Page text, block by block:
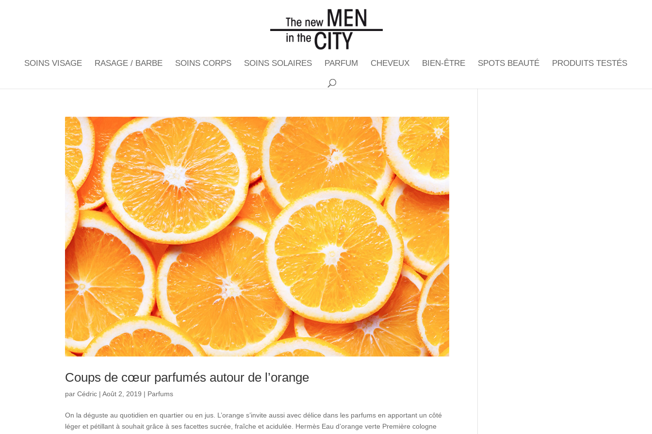
SOINS VISAGE RASAGE / BARBE SOINS CORPS SOINS SOLAIRES PARFUM CHEVEUX BIEN-ÊTRE SPOTS BEAUTÉ PRODUITS TESTÉS
Coups de cœur parfumés autour de l’orange
parCédric |Août 2, 2019 | Parfums
On la déguste au quotidien en quartier ou en jus. L’orange s’invite aussi avec délice dans les parfums en apportant un côté
léger et pétillant à souhait grâce à ses facettes sucrée, fraîche et acidulée. Hermès Eau d’orange verte Première cologne